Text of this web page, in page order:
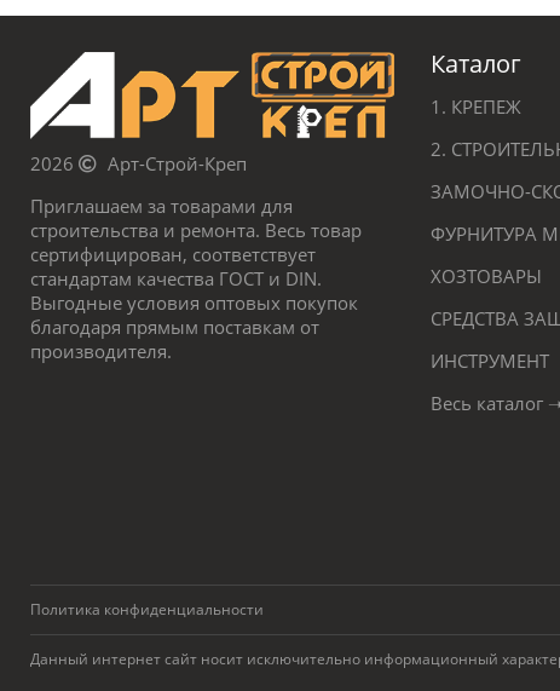
2026
Арт-Строй-Креп
Приглашаем за товарами для
строительства и ремонта. Весь товар
сертифицирован, соответствует
стандартам качества ГОСТ и DIN.
Выгодные условия оптовых покупок
благодаря прямым поставкам от
производителя.
Каталог
1. КРЕПЕЖ
2.
ЗАМОЧНО-
ФУРНИТУРА
ХОЗТОВАРЫ
СРЕДСТВА
ИНСТРУМЕНТ
Весь каталог
Политика конфиденциальности
Данный интернет сайт носит исключительно информационный